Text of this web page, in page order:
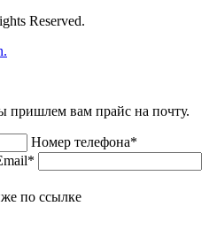
Reserved.
пришлем вам прайс на почту.
Номер телефона*
по ссылке